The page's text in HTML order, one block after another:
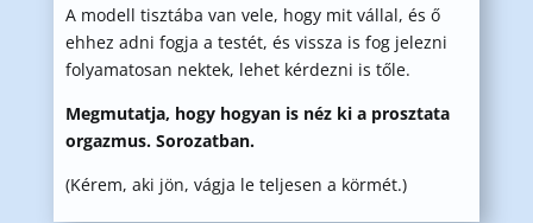
A modell tisztába van vele, hogy mit vállal, és ő
ehhez adni fogja a testét, és vissza is fog jelezni
folyamatosan nektek, lehet kérdezni is tőle.
Megmutatja, hogy hogyan is néz ki a prosztata
orgazmus. Sorozatban.
(Kérem, aki jön, vágja le teljesen a körmét.)